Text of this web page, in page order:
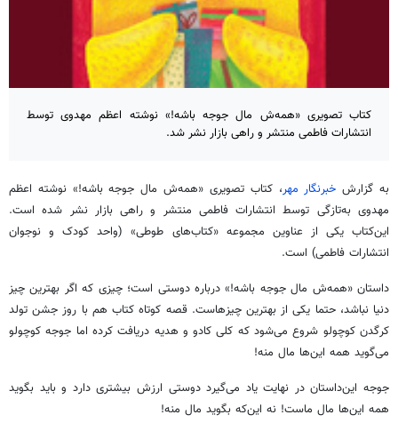
کتاب تصویری «همه‌ش مال جوجه باشه!» نوشته اعظم مهدوی توسط
انتشارات فاطمی منتشر و راهی بازار نشر شد.
به گزارش خبرنگار مهر، کتاب تصویری «همه‌ش مال جوجه باشه!» نوشته اعظم
مهدوی به‌تازگی توسط انتشارات فاطمی منتشر و راهی بازار نشر شده است.
این‌کتاب یکی از عناوین مجموعه «کتاب‌های طوطی» (واحد کودک و نوجوان
انتشارات فاطمی) است.
داستان «همه‌ش مال جوجه باشه!» درباره دوستی است؛ چیزی که اگر بهترین چیز
دنیا نباشد، حتما یکی از بهترین چیزهاست. قصه کوتاه کتاب هم با روز جشن تولد
کرگدن کوچولو شروع می‌شود که کلی کادو و هدیه دریافت کرده اما جوجه کوچولو
می‌گوید همه این‌ها مال منه!
جوجه این‌داستان در نهایت یاد می‌گیرد دوستی ارزش بیشتری دارد و باید بگوید
همه این‌ها مال ماست! نه این‌که بگوید مال منه!